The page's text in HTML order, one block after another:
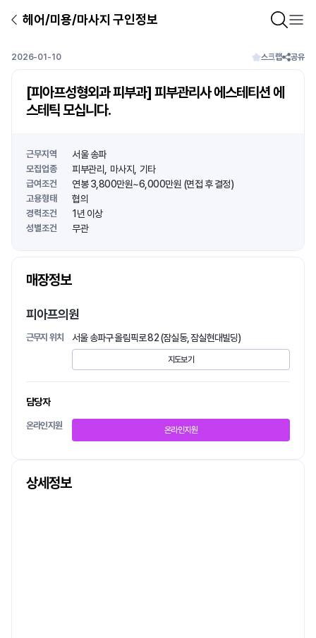
헤어/미용/마사지 구인정보
2026-01-10 스크랩 공유
[피아프성형외과 피부과] 피부관리사 에스테티션 에
스테틱 모십니다.
근무지역 서울 송파
모집업종 피부관리 마사지 기타
급여조건 연봉 3,800만원~6,000만원 (면접 후 결정)
고용형태 협의
경력조건 1년 이상
성별조건 무관
매장정보
피아프의원
근무지 위치 서울 송파구 올림픽로 82 (잠실동, 잠실현대빌딩)
지도보기
담당자
온라인지원 온라인지원
상세정보